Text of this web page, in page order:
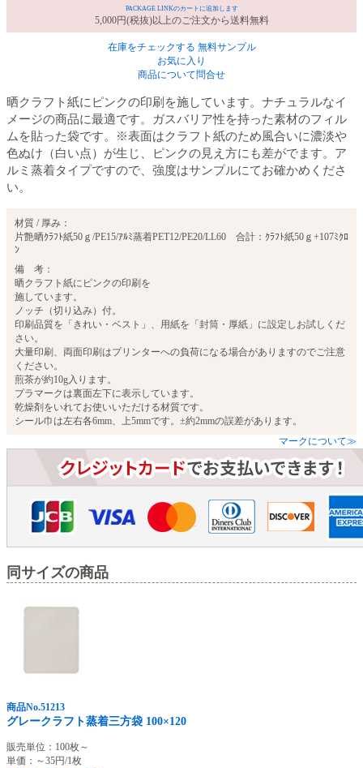
PACKAGE LINKのカートに追加します
5,000円(税抜)以上のご注文から送料無料
在庫をチェックする 無料サンプル
お気に入り
商品について問合せ
晒クラフト紙にピンクの印刷を施しています。ナチュラルなイ
メージの商品に最適です。ガスバリア性を持った素材のフィル
ムを貼った袋です。※表面はクラフト紙のため風合いに濃淡や
色ぬけ（白い点）が生じ、ピンクの見え方にも差がでます。ア
ルミ蒸着タイプですので、強度はサンプルにてお確かめくださ
い。
材質 / 厚み：
片艶晒ｸﾗﾌﾄ紙50ｇ/PE15/ｱﾙﾐ蒸着PET12/PE20/LL60 合計：ｸﾗﾌﾄ紙50ｇ+107ﾐｸﾛ
ﾝ
備 考：
晒クラフト紙にピンクの印刷を
施しています。
ノッチ（切り込み）付。
印刷品質を「きれい・ベスト」、用紙を「封筒・厚紙」に設定しお試しくだ
さい。
大量印刷、両面印刷はプリンターへの負荷になる場合がありますのでご注意
ください。
煎茶が約10g入ります。
プラマークは裏面左下に表示しています。
乾燥剤をいれてお使いいただける材質です。
シール巾は左右各6mm、上5mmです。±約2mmの誤差があります。
マークについて≫
同サイズの商品
商品No.51213
グレークラフト蒸着三方袋 100×120
販売単位：100枚～
単価：～35円/1枚